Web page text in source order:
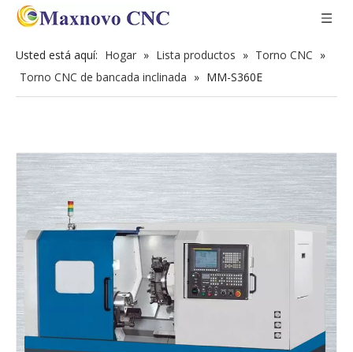
Usted está aquí: Hogar » Lista productos » Torno CNC »
Torno CNC de bancada inclinada » MM-S360E